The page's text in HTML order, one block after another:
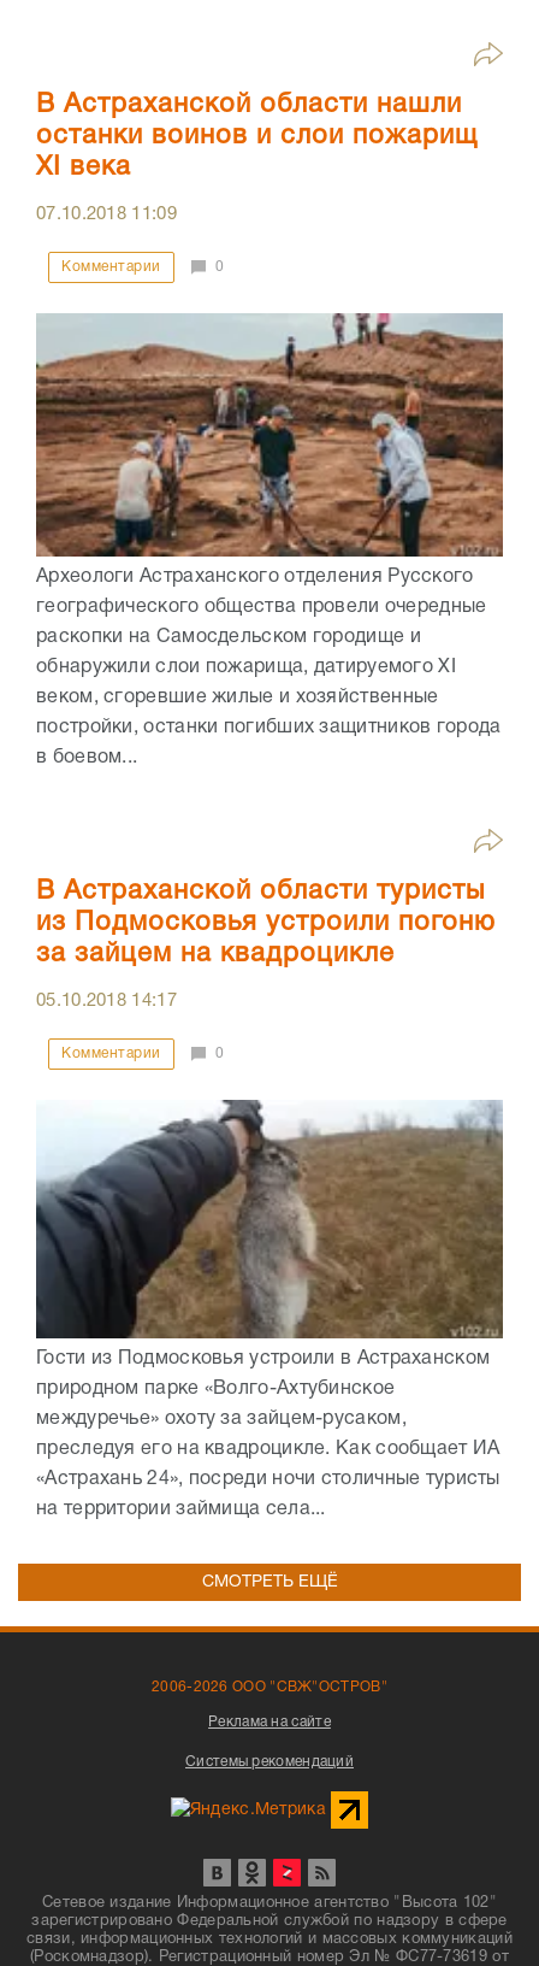
В Астраханской области нашли
останки воинов и слои пожарищ
XI века
07.10.2018 11:09
Комментарии 0
Археологи Астраханского отделения Русского
географического общества провели очередные
раскопки на Самосдельском городище и
обнаружили слои пожарища, датируемого XI
веком, сгоревшие жилые и хозяйственные
постройки, останки погибших защитников города
в боевом...
В Астраханской области туристы
из Подмосковья устроили погоню
за зайцем на квадроцикле
05.10.2018 14:17
Комментарии 0
Гости из Подмосковья устроили в Астраханском
природном парке «Волго-Ахтубинское
междуречье» охоту за зайцем-русаком,
преследуя его на квадроцикле. Как сообщает ИА
«Астрахань 24», посреди ночи столичные туристы
на территории займища села...
СМОТРЕТЬ ЕЩЁ
2006-2026 ООО "СВЖ"ОСТРОВ"
Реклама на сайте
Системы рекомендаций
Сетевое издание Информационное агентство "Высота 102"
зарегистрировано Федеральной службой по надзору в сфере
связи, информационных технологий и массовых коммуникаций
(Роскомнадзор). Регистрационный номер Эл № ФС77-73619 от